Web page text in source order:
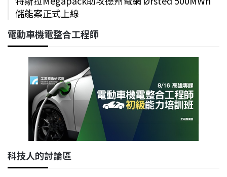
儲能案正式上線
電動車機電整合工程師
科技人的討論區